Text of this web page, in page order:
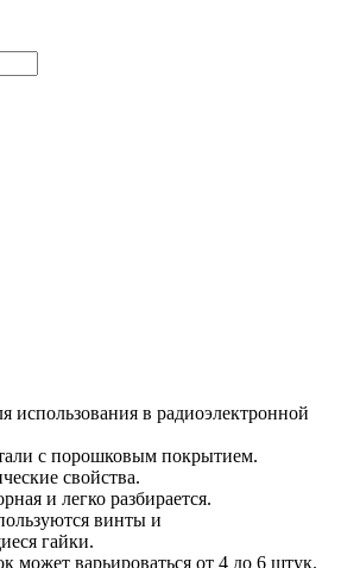
использования в радиоэлектронной
с порошковым покрытием.
свойства.
и легко разбирается.
винты и
гайки.
может варьироваться от 4 до 6 штук.